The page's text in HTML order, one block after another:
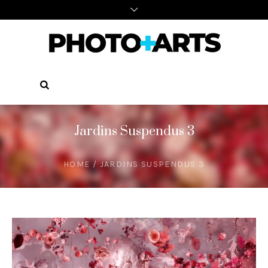
Jardins Suspendus 3
HOME / JARDINS SUSPENDUS 3